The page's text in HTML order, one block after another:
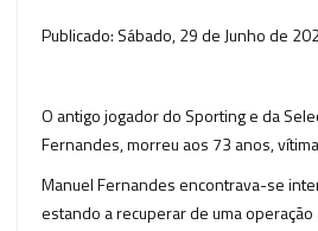
Publicado: Sábado, 29 de Junho de
O antigo jogador do Sporting e da
Fernandes, morreu aos 73 anos,
Manuel Fernandes encontrava-se
estando a recuperar de uma operação